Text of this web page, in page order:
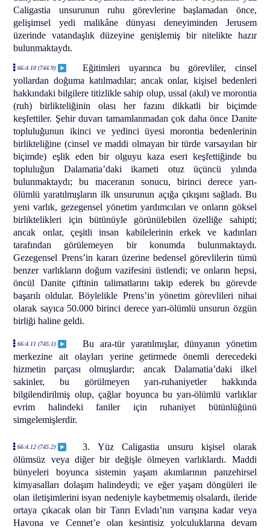
Caligastia unsurunun ruhu görevlerine başlamadan önce,
gelişimsel yedi malikâne dünyası deneyiminden Jerusem
üzerinde vatandaşlık düzeyine genişlemiş bir nitelikte hazır
bulunmaktaydı.
66:4.10 (744.9)
Eğitimleri uyarınca bu görevliler, cinsel
yollardan doğuma katılmadılar; ancak onlar, kişisel bedenleri
hakkındaki bilgilere titizlikle sahip olup, ussal (akıl) ve morontia
(ruh) birlikteliğinin olası her fazını dikkatli bir biçimde
keşfettiler. Şehir duvarı tamamlanmadan çok daha önce Danite
topluluğunun ikinci ve yedinci üyesi morontia bedenlerinin
birlikteliğine (cinsel ve maddi olmayan bir türde varsayılan bir
biçimde) eşlik eden bir olguyu kaza eseri keşfettiğinde bu
topluluğun Dalamatia’daki ikameti otuz üçüncü yılında
bulunmaktaydı; bu maceranın sonucu, birinci derece yarı-
ölümlü yaratılmışların ilk unsurunun açığa çıkışını sağladı. Bu
yeni varlık, gezegensel yönetim yardımcıları ve onların göksel
birliktelikleri için bütünüyle görünülebilen özelliğe sahipti;
ancak onlar, çeşitli insan kabilelerinin erkek ve kadınları
tarafından görülemeyen bir konumda bulunmaktaydı.
Gezegensel Prens’in kararı üzerine bedensel görevlilerin tümü
benzer varlıkların doğum vazifesini üstlendi; ve onların hepsi,
öncül Danite çiftinin talimatlarını takip ederek bu görevde
başarılı oldular. Böylelikle Prens’in yönetim görevlileri nihai
olarak sayıca 50.000 birinci derece yarı-ölümlü unsurun özgün
birliği haline geldi.
66:4.11 (745.1)
Bu ara-tür yaratılmışlar, dünyanın yönetim
merkezine ait olayları yerine getirmede önemli derecedeki
hizmetin parçası olmuşlardır; ancak Dalamatia’daki ilkel
sakinler, bu görülmeyen yarı-ruhaniyetler hakkında
bilgilendirilmiş olup, çağlar boyunca bu yarı-ölümlü varlıklar
evrim halindeki faniler için ruhaniyet bütünlüğünü
simgelemişlerdir.
66:4.12 (745.2)
3. Yüz Caligastia unsuru kişisel olarak
ölümsüz veya diğer bir değişle ölmeyen varlıklardı. Maddi
bünyeleri boyunca sistemin yaşam akımlarının panzehirsel
kimyasalları dolaşım halindeydi; ve eğer yaşam döngüleri ile
olan iletişimlerini isyan nedeniyle kaybetmemiş olsalardı, ileride
ortaya çıkacak olan bir Tanrı Evladı’nın varışına kadar veya
Havona ve Cennet’e olan kesintisiz yolculuklarına devam